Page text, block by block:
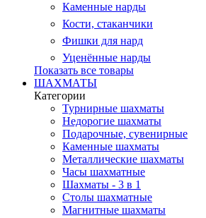
Каменные нарды
Кости, стаканчики
Фишки для нард
Уценённые нарды
Показать все товары
ШАХМАТЫ
Категории
Турнирные шахматы
Недорогие шахматы
Подарочные, сувенирные
Каменные шахматы
Металлические шахматы
Часы шахматные
Шахматы - 3 в 1
Столы шахматные
Магнитные шахматы